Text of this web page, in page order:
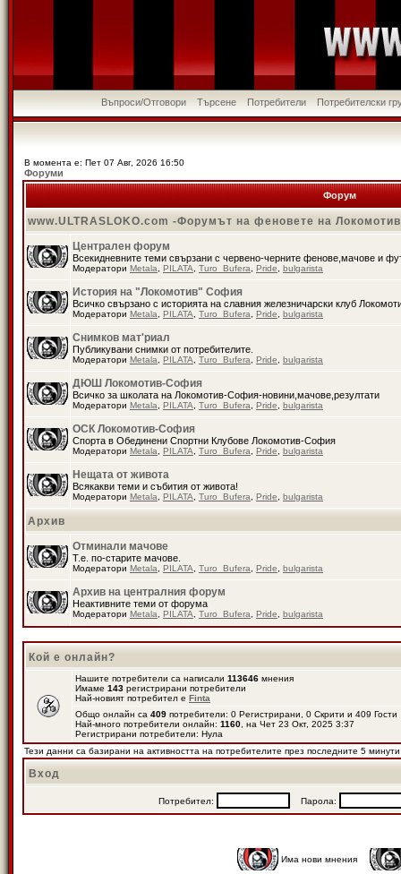
Въпроси/Отговори Търсене Потребители Потребителски
В момента е: Пет 07 Авг, 2026 16:50
Форуми
Форум
www.ULTRASLOKO.com -Форумът на феновете на
Централен форум
Всекидневните теми свързани с червено-черните фенове,мачове и
Модератори Metala PILATA Turo_Bufera Pride bulgarista
История на "Локомотив" София
Всичко свързано с историята на славния железничарски клуб
Модератори Metala PILATA Turo_Bufera Pride bulgarista
Снимков мат'риал
Публикувани снимки от потребителите.
Модератори Metala PILATA Turo_Bufera Pride bulgarista
ДЮШ Локомотив-София
Всичко за школата на Локомотив-София-новини,мачове,резултати
Модератори Metala PILATA Turo_Bufera Pride bulgarista
ОСК Локомотив-София
Спорта в Обединени Спортни Клубове Локомотив-София
Модератори Metala PILATA Turo_Bufera Pride bulgarista
Нещата от живота
Всякакви теми и събития от живота!
Модератори Metala PILATA Turo_Bufera Pride bulgarista
Архив
Отминали мачове
Т.е. по-старите мачове.
Модератори Metala PILATA Turo_Bufera Pride bulgarista
Архив на централния форум
Неактивните теми от форума
Модератори Metala PILATA Turo_Bufera Pride bulgarista
Кой е онлайн?
Нашите потребители са написали 113646 мнения
Имаме 143 регистрирани потребители
Най-новият потребител е Finta
Общо онлайн са 409 потребители: 0 Регистрирани, 0 Скрити и 409
Най-много потребители онлайн: 1160 , на Чет 23 Окт, 2025 3:37
Регистрирани потребители: Нула
Тези данни са базирани на активността на потребителите през последните 5 минути
Вход
Потребител: Парола:
Има нови мнения